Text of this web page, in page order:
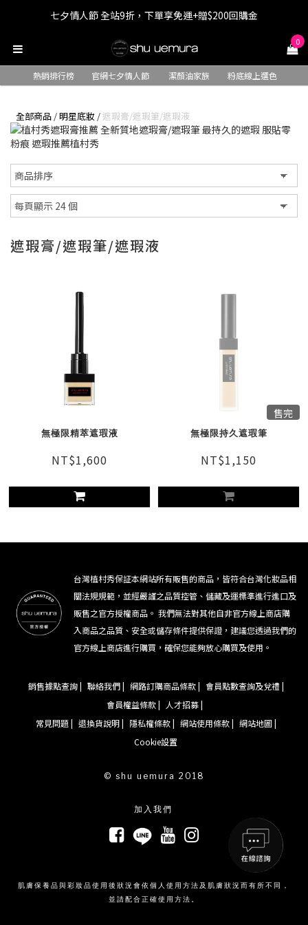
七夕情人節 全站9折，下單享免運+贈$200回購金
七夕情人節 全站9折，下單享免運+贈$200回購金
LINE最高回饋8%，滿$1,500限量贈抹茶潔顏油15ml
七夕情人節 全站9折，下單享免運+贈$200回購金
0
熱銷排行榜 官網七夕情人節 潔顏油家族 粉底線上選色
全部商品 /明星底妝 /遮瑕膏/遮瑕筆/遮瑕液
遮瑕膏/遮瑕筆/遮瑕液
無極限精萃遮瑕液
NT$1,600
售完
無極限持久遮瑕筆
NT$1,150
台灣植村秀保証本網站所有販售的商品，皆符合台灣化妝品相
關法規規範，並經嚴謹之品質控管、儲藏及運標準進行進口及
販售之官方授權商品。 我們無法對其他自非官方線上商店購
入商品之品質、安全或儲存條件提供保證，建議您透過我們的
官方線上商店進行購買，確保您能夠放心購買及使用。
銷售據點查詢 | 聯絡我們 | 網路訂購商品條款 | 會員點數查詢及兌禮 |
會員權益條款 |
人才招募 |
常見問題 | 退換貨說明 | 隱私權條款 | 網站使用條款 | 網站地圖 |
Cookie設置
© shu uemura 2018
加入我們
肌膚保養品與彩妝品使用後狀況會依個人使用方法及肌膚狀況而有所不同，
並請配合正確使用方法。